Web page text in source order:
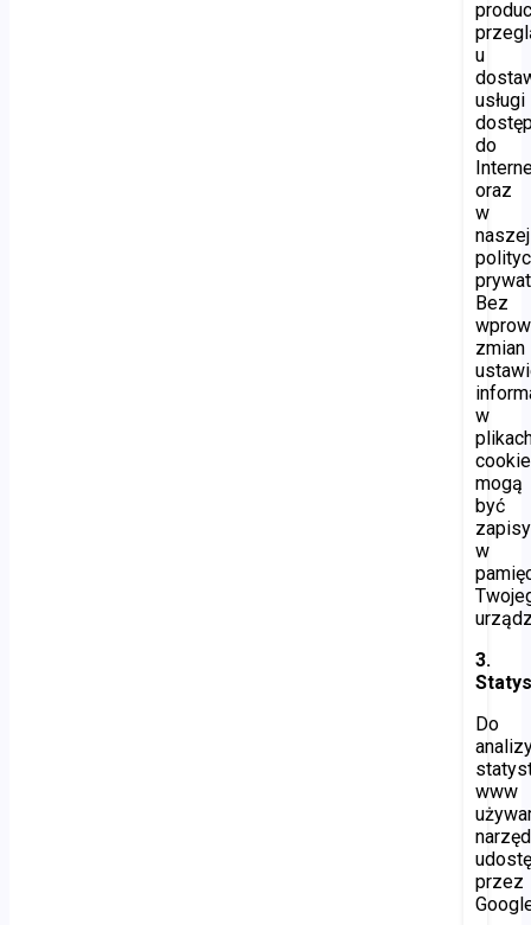
u
usługi
do
oraz
w
naszej
Bez
zmian
w
mogą
być
w
3.
Do
www
przez